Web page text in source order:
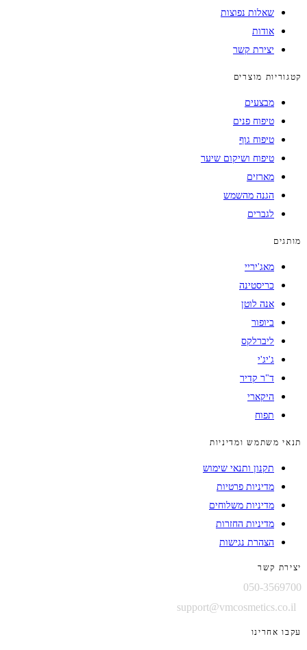
שאלות נפוצות
אודות
יצירת קשר
קטגוריות מוצרים
מבצעים
טיפוח פנים
טיפוח גוף
טיפוח ושיקום שיער
מארזים
הגנה מהשמש
לגברים
מותגים
מאג'יריי
כריסטינה
אנה לוטן
ביופור
ליברלקס
ג'יג'י
ד"ר קדיר
היקארי
תפוח
תנאי משתמש ומדיניות
תקנון ותנאי שימוש
מדיניות פרטיות
מדיניות משלוחים
מדיניות החזרות
הצהרת נגישות
יצירת קשר
050-3569700
support@vmcosmetics.co.il
עקבו אחרינו